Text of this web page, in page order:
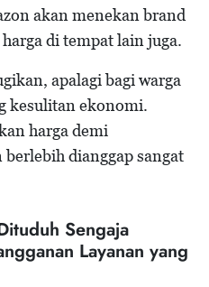
akan menekan brand
di tempat lain juga.
apalagi bagi warga
kesulitan ekonomi.
harga demi
dianggap sangat
Sengaja
Layanan yang